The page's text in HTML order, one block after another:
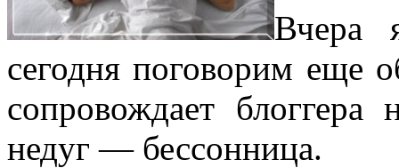
Вчера
сегодня поговорим еще
сопровождает
недуг — бессонница.